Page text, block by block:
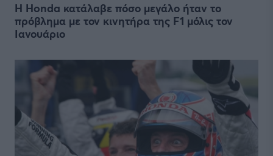
Η Honda κατάλαβε πόσο μεγάλο ήταν το
πρόβλημα με τον κινητήρα της F1 μόλις τον
Ιανουάριο